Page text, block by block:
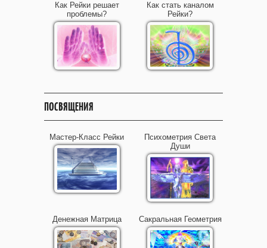
Как Рейки решает
проблемы?
Как стать каналом
Рейки?
ПОСВЯЩЕНИЯ
Мастер-Класс Рейки
Психометрия Света
Души
Денежная Матрица Сакральная Геометрия